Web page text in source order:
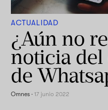
ACTUALIDAD
¿Aún no
noticia del
de
Omnes ·17 junio 2022